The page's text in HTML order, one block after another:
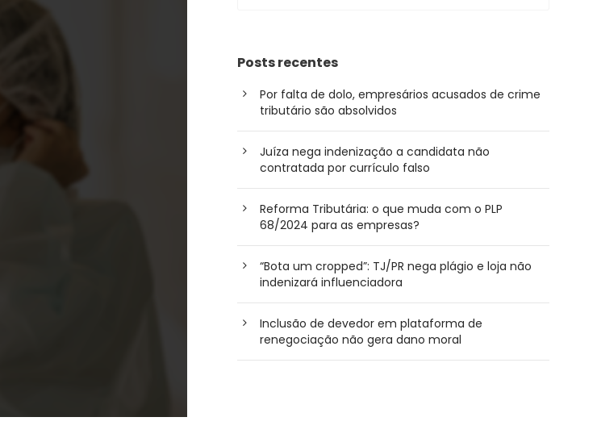
Posts recentes
Por falta de dolo, empresários acusados de crime
tributário são absolvidos
Juíza nega indenização a candidata não
contratada por currículo falso
Reforma Tributária: o que muda com o PLP
68/2024 para as empresas?
“Bota um cropped”: TJ/PR nega plágio e loja não
indenizará influenciadora
Inclusão de devedor em plataforma de
renegociação não gera dano moral